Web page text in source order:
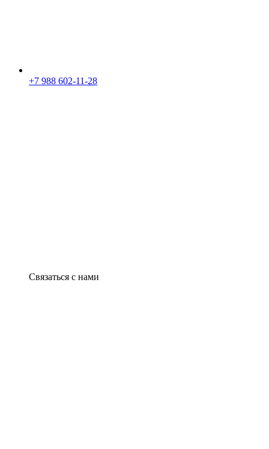
+7 988 602-11-28
Связаться с нами